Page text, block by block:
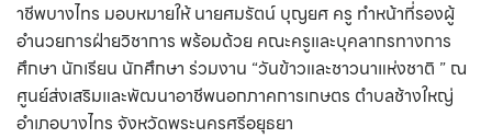
าชีพบางไทร มอบหมายให้ นายศมรัตน์ บุญยศ ครู ทำหน้าที่รองผู้
อำนวยการฝ่ายวิชาการ พร้อมด้วย คณะครูและบุคลากรทางการ
ศึกษา นักเรียน นักศึกษา ร่วมงาน “วันข้าวและชาวนาแห่งชาติ ” ณ
ศูนย์ส่งเสริมและพัฒนาอาชีพนอกภาคการเกษตร ตำบลช้างใหญ่
อำเภอบางไทร จังหวัดพระนครศรีอยุธยา